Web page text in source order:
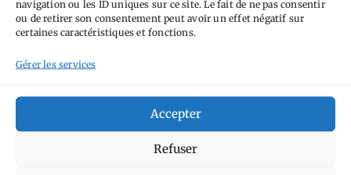
navigation ou les ID uniques sur ce site. Le fait de ne pas consentir
ou de retirer son consentement peut avoir un effet négatif sur
certaines caractéristiques et fonctions.
Gérer les services
Accepter
Refuser
Ailleurs Aimez-vous bordelAllemagne Andorre
Anti tourisme
perchéCircuit
Academy JaponJournées
du patrimoineLa DéfenseNormandieNorvège
Olympus OM-D E-M5